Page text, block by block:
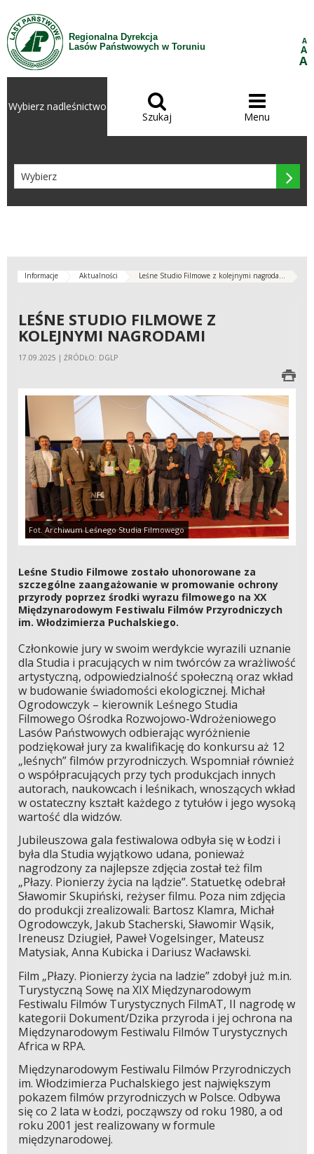
Przejdź do treści
Regionalna Dyrekcja
Lasów Państwowych w Toruniu
A
A
A
Wybierz nadleśnictwo 
Szukaj

Menu

Informacje Aktualności Leśne Studio Filmowe z kolejnymi nagroda...
LEŚNE STUDIO FILMOWE Z
KOLEJNYMI NAGRODAMI
17.09.2025 | ŹRÓDŁO: DGLP
Fot. Archiwum Leśnego Studia Filmowego
Leśne Studio Filmowe zostało uhonorowane za
szczególne zaangażowanie w promowanie ochrony
przyrody poprzez środki wyrazu filmowego na XX
Międzynarodowym Festiwalu Filmów Przyrodniczych
im. Włodzimierza Puchalskiego.
Członkowie jury w swoim werdykcie wyrazili uznanie
dla Studia i pracujących w nim twórców za wrażliwość
artystyczną, odpowiedzialność społeczną oraz wkład
w budowanie świadomości ekologicznej. Michał
Ogrodowczyk – kierownik Leśnego Studia
Filmowego Ośrodka Rozwojowo-Wdrożeniowego
Lasów Państwowych odbierając wyróżnienie
podziękował jury za kwalifikację do konkursu aż 12
„leśnych” filmów przyrodniczych. Wspomniał również
o współpracujących przy tych produkcjach innych
autorach, naukowcach i leśnikach, wnoszących wkład
w ostateczny kształt każdego z tytułów i jego wysoką
wartość dla widzów.
Jubileuszowa gala festiwalowa odbyła się w Łodzi i
była dla Studia wyjątkowo udana, ponieważ
nagrodzony za najlepsze zdjęcia został też film
„Płazy. Pionierzy życia na lądzie”. Statuetkę odebrał
Sławomir Skupiński, reżyser filmu. Poza nim zdjęcia
do produkcji zrealizowali: Bartosz Klamra, Michał
Ogrodowczyk, Jakub Stacherski, Sławomir Wąsik,
Ireneusz Dziugieł, Paweł Vogelsinger, Mateusz
Matysiak, Anna Kubicka i Dariusz Wacławski.
Film „Płazy. Pionierzy życia na ladzie” zdobył już m.in.
Turystyczną Sowę na XIX Międzynarodowym
Festiwalu Filmów Turystycznych FilmAT, II nagrodę w
kategorii Dokument/Dzika przyroda i jej ochrona na
Międzynarodowym Festiwalu Filmów Turystycznych
Africa w RPA.
Międzynarodowym Festiwalu Filmów Przyrodniczych
im. Włodzimierza Puchalskiego jest największym
pokazem filmów przyrodniczych w Polsce. Odbywa
się co 2 lata w Łodzi, począwszy od roku 1980, a od
roku 2001 jest realizowany w formule
międzynarodowej.